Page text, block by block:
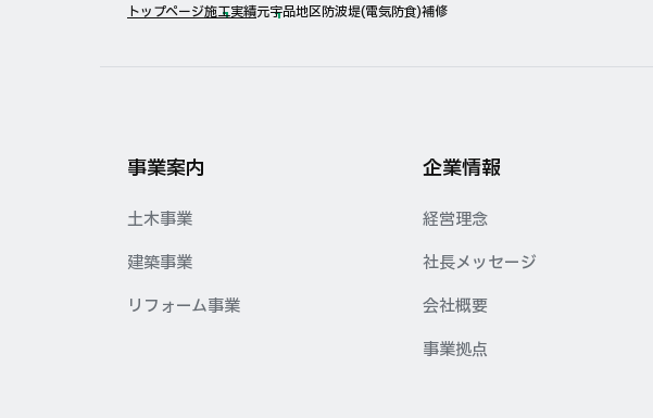
トップページ施工実績元宇品地区防波堤(電気防食)補修
事業案内
土木事業
建築事業
リフォーム事業
企業情報
経営理念
社長メッセージ
会社概要
事業拠点